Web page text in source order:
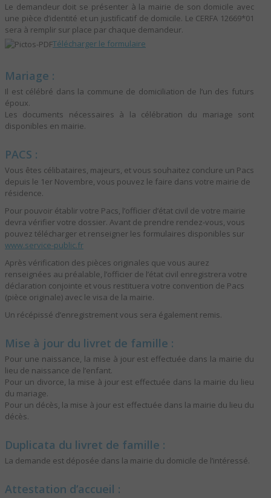
Le demandeur doit se présenter à la mairie de son domicile avec
une pièce d’identité et un justificatif de domicile. Le CERFA 12669*01
sera à remplir sur place par chaque demandeur.
Télécharger le formulaire
Mariage :
Il est célébré dans la commune de domiciliation de l’un des futurs
époux.
Les documents nécessaires à la célébration du mariage sont
disponibles en mairie.
PACS :
Vous êtes célibataires, majeurs, et vous souhaitez conclure un Pacs
depuis le 1er Novembre, vous pouvez le faire dans votre mairie de
résidence.
Pour pouvoir établir votre Pacs, l’officier d’état civil de votre mairie
devra vérifier votre dossier. Avant de prendre rendez-vous, vous
pouvez télécharger et renseigner les formulaires disponibles sur
www.service-public.fr
Après vérification des pièces originales que vous aurez
renseignées au préalable, l’officier de l’état civil enregistrera votre
déclaration conjointe et vous restituera votre convention de Pacs
(pièce originale) avec le visa de la mairie.
Un récépissé d’enregistrement vous sera également remis.
Mise à jour du livret de famille :
Pour une naissance, la mise à jour est effectuée dans la mairie du
lieu de naissance de l’enfant.
Pour un divorce, la mise à jour est effectuée dans la mairie du lieu
du mariage.
Pour un décès, la mise à jour est effectuée dans la mairie du lieu du
décès.
Duplicata du livret de famille :
La demande est déposée dans la mairie du domicile de l’intéressé.
Attestation d’accueil :